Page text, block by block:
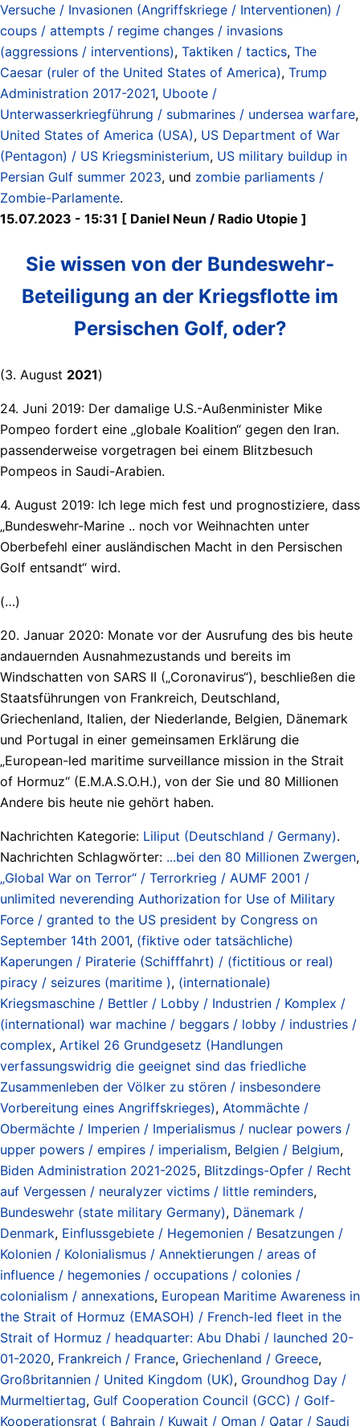
Versuche / Invasionen (Angriffskriege / Interventionen) /
coups / attempts / regime changes / invasions
(aggressions / interventions), Taktiken / tactics, The
Caesar (ruler of the United States of America), Trump
Administration 2017-2021, Uboote /
Unterwasserkriegführung / submarines / undersea warfare,
United States of America (USA), US Department of War
(Pentagon) / US Kriegsministerium, US military buildup in
Persian Gulf summer 2023, und zombie parliaments /
Zombie-Parlamente.
15.07.2023 - 15:31 [ Daniel Neun / Radio Utopie ]
Sie wissen von der Bundeswehr-
Beteiligung an der Kriegsflotte im
Persischen Golf, oder?
(3. August 2021)
24. Juni 2019: Der damalige U.S.-Außenminister Mike
Pompeo fordert eine „globale Koalition“ gegen den Iran.
passenderweise vorgetragen bei einem Blitzbesuch
Pompeos in Saudi-Arabien.
4. August 2019: Ich lege mich fest und prognostiziere, dass
„Bundeswehr-Marine .. noch vor Weihnachten unter
Oberbefehl einer ausländischen Macht in den Persischen
Golf entsandt“ wird.
(…)
20. Januar 2020: Monate vor der Ausrufung des bis heute
andauernden Ausnahmezustands und bereits im
Windschatten von SARS II („Coronavirus“), beschließen die
Staatsführungen von Frankreich, Deutschland,
Griechenland, Italien, der Niederlande, Belgien, Dänemark
und Portugal in einer gemeinsamen Erklärung die
„European-led maritime surveillance mission in the Strait
of Hormuz“ (E.M.A.S.O.H.), von der Sie und 80 Millionen
Andere bis heute nie gehört haben.
Nachrichten Kategorie: Liliput (Deutschland / Germany).
Nachrichten Schlagwörter: ...bei den 80 Millionen Zwergen,
„Global War on Terror“ / Terrorkrieg / AUMF 2001 /
unlimited neverending Authorization for Use of Military
Force / granted to the US president by Congress on
September 14th 2001, (fiktive oder tatsächliche)
Kaperungen / Piraterie (Schifffahrt) / (fictitious or real)
piracy / seizures (maritime ), (internationale)
Kriegsmaschine / Bettler / Lobby / Industrien / Komplex /
(international) war machine / beggars / lobby / industries /
complex, Artikel 26 Grundgesetz (Handlungen
verfassungswidrig die geeignet sind das friedliche
Zusammenleben der Völker zu stören / insbesondere
Vorbereitung eines Angriffskrieges), Atommächte /
Obermächte / Imperien / Imperialismus / nuclear powers /
upper powers / empires / imperialism, Belgien / Belgium,
Biden Administration 2021-2025, Blitzdings-Opfer / Recht
auf Vergessen / neuralyzer victims / little reminders,
Bundeswehr (state military Germany), Dänemark /
Denmark, Einflussgebiete / Hegemonien / Besatzungen /
Kolonien / Kolonialismus / Annektierungen / areas of
influence / hegemonies / occupations / colonies /
colonialism / annexations, European Maritime Awareness in
the Strait of Hormuz (EMASOH) / French-led fleet in the
Strait of Hormuz / headquarter: Abu Dhabi / launched 20-
01-2020, Frankreich / France, Griechenland / Greece,
Großbritannien / United Kingdom (UK), Groundhog Day /
Murmeltiertag, Gulf Cooperation Council (GCC) / Golf-
Kooperationsrat ( Bahrain / Kuwait / Oman / Qatar / Saudi